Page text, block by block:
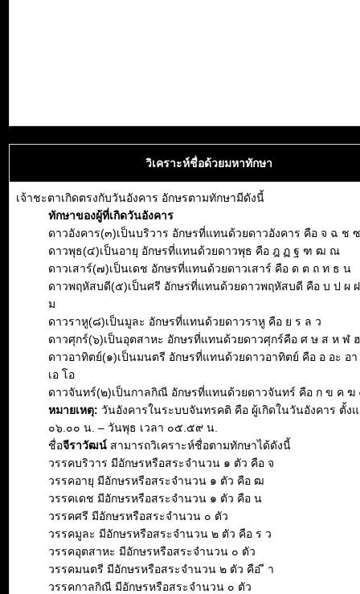
วิเคราะห์ชื่อด้วยมหาทักษา
เจ้าชะตาเกิดตรงกับวันอังคาร อักษรตามทักษามีดังนี้
ทักษาของผู้ที่เกิดวันอังคาร
ดาวอังคาร(๓)เป็นบริวาร อักษรที่แทนด้วยดาวอังคาร คือ จ ฉ ช
ดาวพุธ(๔)เป็นอายุ อักษรที่แทนด้วยดาวพุธ คือ ฎ ฏ ฐ ฑ ฒ ณ
ดาวเสาร์(๗)เป็นเดช อักษรที่แทนด้วยดาวเสาร์ คือ ด ต ถ ท ธ น
ดาวพฤหัสบดี(๕)เป็นศรี อักษรที่แทนด้วยดาวพฤหัสบดี คือ บ ป ผ
ม
ดาวราหู(๘)เป็นมูละ อักษรที่แทนด้วยดาวราหู คือ ย ร ล ว
ดาวศุกร์(๖)เป็นอุตสาหะ อักษรที่แทนด้วยดาวศุกร์คือ ศ ษ ส ห ฬ ฮ
ดาวอาทิตย์(๑)เป็นมนตรี อักษรที่แทนด้วยดาวอาทิตย์ คือ อ อะ อา
เอ โอ
ดาวจันทร์(๒)เป็นกาลกิณี อักษรที่แทนด้วยดาวจันทร์ คือ ก ข ค ฆ
หมายเหตุ: วันอังคารในระบบจันทรคติ คือ ผู้เกิดในวันอังคาร ตั้งแ
๐๖.๐๐ น. – วันพุธ เวลา ๐๕.๕๙ น.
ชื่อจีราวัฒน์ สามารถวิเคราะห์ชื่อตามทักษาได้ดังนี้
วรรคบริวาร มีอักษรหรือสระจำนวน ๑ ตัว คือ จ
วรรคอายุ มีอักษรหรือสระจำนวน ๑ ตัว คือ ฒ
วรรคเดช มีอักษรหรือสระจำนวน ๑ ตัว คือ น
วรรคศรี มีอักษรหรือสระจำนวน ๐ ตัว
วรรคมูละ มีอักษรหรือสระจำนวน ๒ ตัว คือ ร ว
วรรคอุตสาหะ มีอักษรหรือสระจำนวน ๐ ตัว
วรรคมนตรี มีอักษรหรือสระจำนวน ๒ ตัว คือ ี า
วรรคกาลกิณี มีอักษรหรือสระจำนวน ๐ ตัว